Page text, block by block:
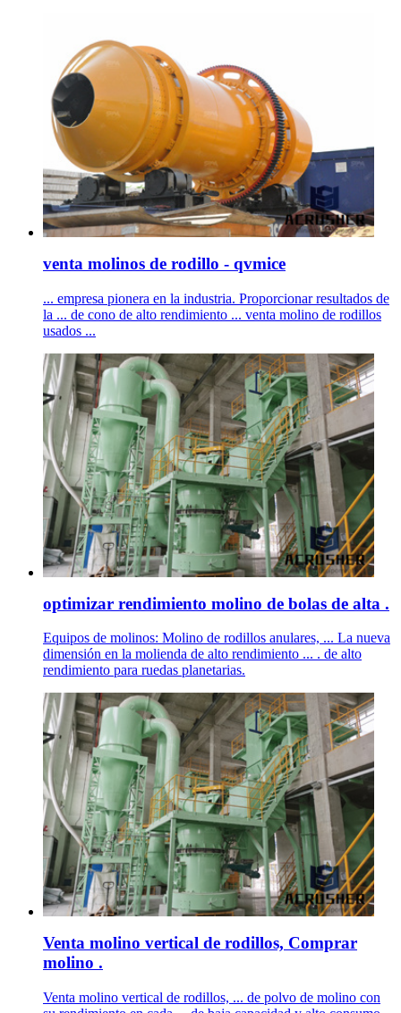
venta molinos de rodillo - qvmice
... empresa pionera en la industria. Proporcionar resultados de
la ... de cono de alto rendimiento ... venta molino de rodillos
usados ...
optimizar rendimiento molino de bolas de alta .
Equipos de molinos: Molino de rodillos anulares, ... La nueva
dimensión en la molienda de alto rendimiento ... . de alto
rendimiento para ruedas planetarias.
Venta molino vertical de rodillos, Comprar
molino .
Venta molino vertical de rodillos, ... de polvo de molino con